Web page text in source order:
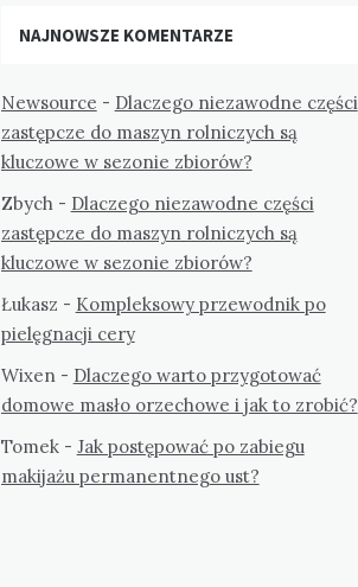
NAJNOWSZE KOMENTARZE
Newsource - Dlaczego niezawodne części
zastępcze do maszyn rolniczych są
kluczowe w sezonie zbiorów?
Zbych - Dlaczego niezawodne części
zastępcze do maszyn rolniczych są
kluczowe w sezonie zbiorów?
Łukasz - Kompleksowy przewodnik po
pielęgnacji cery
Wixen - Dlaczego warto przygotować
domowe masło orzechowe i jak to zrobić?
Tomek- Jak postępować po zabiegu
makijażu permanentnego ust?